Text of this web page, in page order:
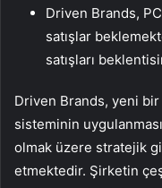
Driven Brands,
satışlar
satışları
Driven Brands, yeni
sisteminin
olmak üzere stratejik
etmektedir. Şirketin